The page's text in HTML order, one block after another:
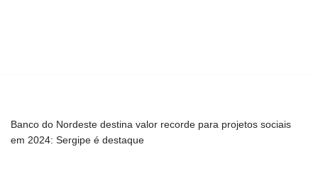
Banco do Nordeste destina valor recorde para projetos sociais
em 2024: Sergipe é destaque